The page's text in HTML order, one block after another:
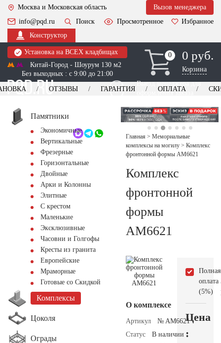
Москва и Московская область
Вызов менеджера
info@pqd.ru
Поиск Просмотренное
Избранное
Конструктор
Установка на ВСЕХ кладбищах
Китай-Город - Шоурум 130 м2
Без выходных : с 9:00 до 21:00
0
0 0 руб.
Корзина
Выезд менеджера для
оформления заказа
+7 (495) 518-44-23
Обратный звонок
ОТЗЫВЫ ГАРАНТИЯ ОПЛАТА
Памятники
Экономичные
Вертикальные
Фрезерные
Горизонтальные
Двойные
Арки и Колонны
Элитные
С крестом
Маленькие
Эксклюзивные
Часовни и Голгофы
Кресты из гранита
Европейские
Мраморные
Готовые со Скидкой
Комплексы
Цоколя
Ограды
Главная > Мемориальные
комплексы на могилу > Комплекс
фронтонной формы AM6621
Комплекс
фронтонной
формы
AM6621
О комплексе
Артикул
№ AM6621
Статус
В наличии
Полная
оплата
(5%)
Цена
: